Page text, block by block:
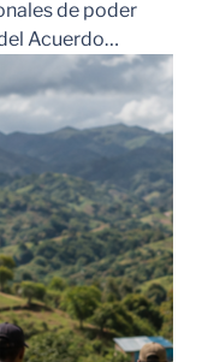
de poder
Acuerdo…